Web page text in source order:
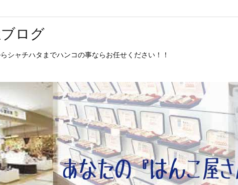
ログ
シャチハタまでハンコの事ならお任せください！！